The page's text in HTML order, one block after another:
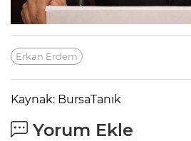
Erkan Erdem
Kaynak: BursaTanık
Yorum Ekle